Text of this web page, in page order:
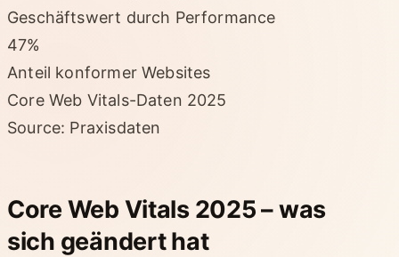
Geschäftswert durch Performance
47%
Anteil konformer Websites
Core Web Vitals-Daten 2025
Source: Praxisdaten
Core Web Vitals 2025 – was
sich geändert hat